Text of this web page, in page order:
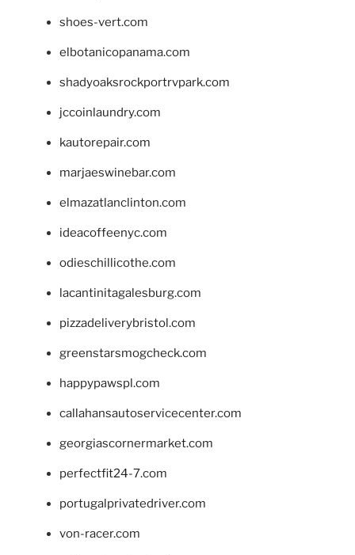
shoes-vert.com
elbotanicopanama.com
shadyoaksrockportrvpark.com
jccoinlaundry.com
kautorepair.com
marjaeswinebar.com
elmazatlanclinton.com
ideacoffeenyc.com
odieschillicothe.com
lacantinitagalesburg.com
pizzadeliverybristol.com
greenstarsmogcheck.com
happypawspl.com
callahansautoservicecenter.com
georgiascornermarket.com
perfectfit24-7.com
portugalprivatedriver.com
von-racer.com